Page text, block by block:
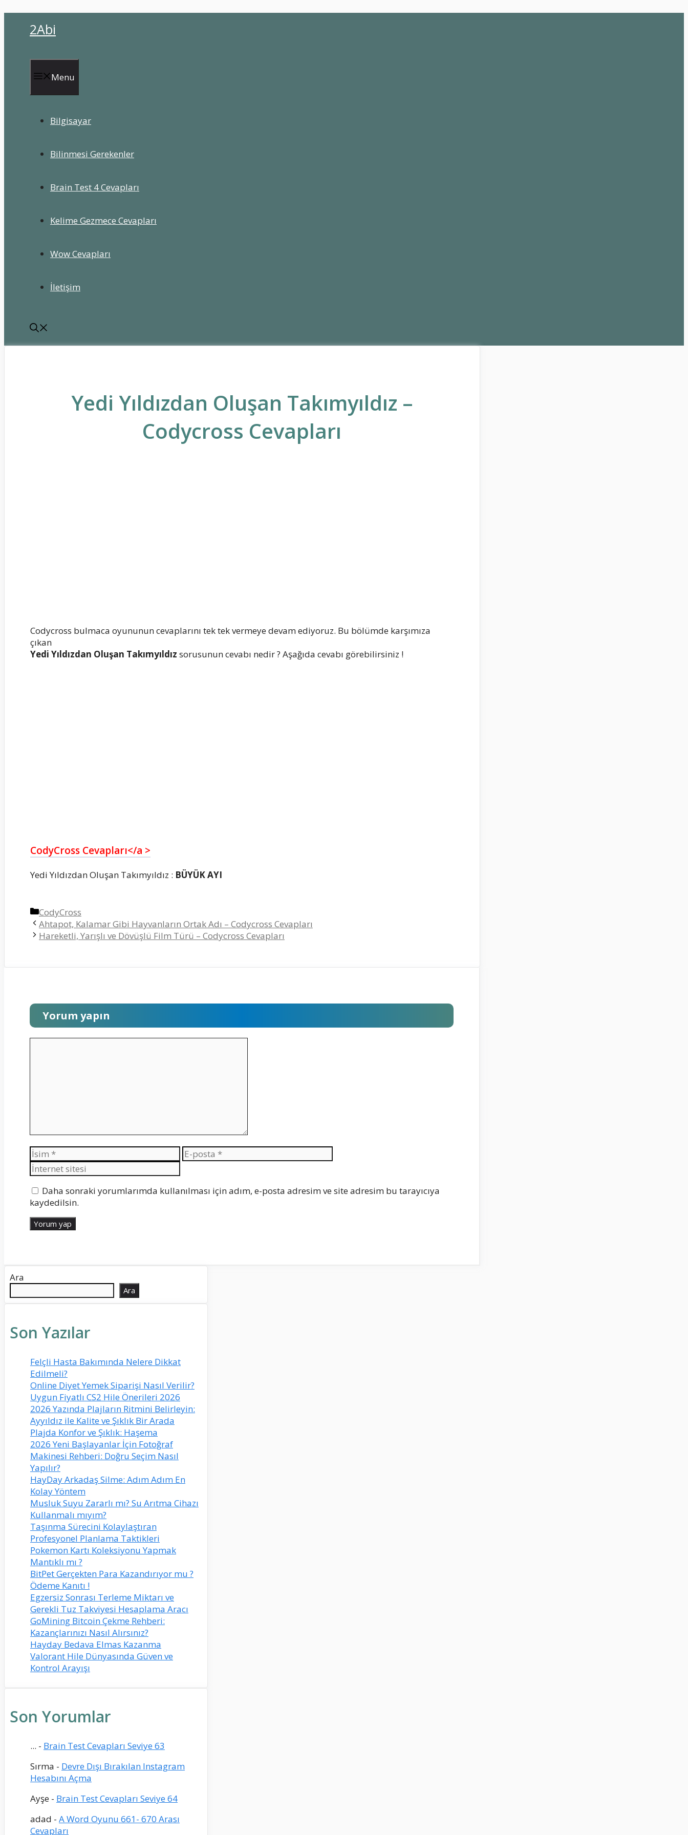
2Abi
Menu
Bilgisayar
Bilinmesi Gerekenler
Brain Test 4 Cevapları
Kelime Gezmece Cevapları
Wow Cevapları
İletişim
Yedi Yıldızdan Oluşan Takımyıldız –
Codycross Cevapları
Codycross bulmaca oyununun cevaplarını tek tek vermeye devam ediyoruz. Bu bölümde karşımıza
çıkan
Yedi Yıldızdan Oluşan Takımyıldız sorusunun cevabı nedir ? Aşağıda cevabı görebilirsiniz !
CodyCross Cevapları</a >
Yedi Yıldızdan Oluşan Takımyıldız : BÜYÜK AYI
Kategoriler
CodyCross
Ahtapot, Kalamar Gibi Hayvanların Ortak Adı – Codycross Cevapları
Hareketli, Yarışlı ve Dövüşlü Film Türü – Codycross Cevapları
Yorum yapın
İsim
E-
posta
sitesi
Daha sonraki yorumlarımda kullanılması için adım, e-posta adresim ve site adresim bu tarayıcıya
kaydedilsin.
Ara
Ara
Son Yazılar
Felçli Hasta Bakımında Nelere Dikkat
Edilmeli?
Online Diyet Yemek Siparişi Nasıl Verilir?
Uygun Fiyatlı CS2 Hile Önerileri 2026
2026 Yazında Plajların Ritmini Belirleyin:
Ayyıldız ile Kalite ve Şıklık Bir Arada
Plajda Konfor ve Şıklık: Haşema
2026 Yeni Başlayanlar İçin Fotoğraf
Makinesi Rehberi: Doğru Seçim Nasıl
Yapılır?
HayDay Arkadaş Silme: Adım Adım En
Kolay Yöntem
Musluk Suyu Zararlı mı? Su Arıtma Cihazı
Kullanmalı mıyım?
Taşınma Sürecini Kolaylaştıran
Profesyonel Planlama Taktikleri
Pokemon Kartı Koleksiyonu Yapmak
Mantıklı mı ?
BitPet Gerçekten Para Kazandırıyor mu ?
Ödeme Kanıtı !
Egzersiz Sonrası Terleme Miktarı ve
Gerekli Tuz Takviyesi Hesaplama Aracı
GoMining Bitcoin Çekme Rehberi:
Kazançlarınızı Nasıl Alırsınız?
Hayday Bedava Elmas Kazanma
Valorant Hile Dünyasında Güven ve
Kontrol Arayışı
Son Yorumlar
... - Brain Test Cevapları Seviye 63
Sırma - Devre Dışı Bırakılan Instagram
Hesabını Açma
Ayşe - Brain Test Cevapları Seviye 64
adad - A Word Oyunu 661- 670 Arası
Cevapları